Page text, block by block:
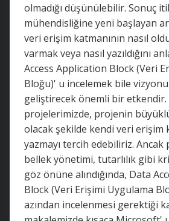
olmadığı düşünülebilir. Sonuç
mühendisliğine yeni başlayan
veri erişim katmanının nasıl
varmak veya nasıl yazıldığını
Access Application Block (Veri
Bloğu)' u incelemek bile
geliştirecek önemli bir etkendir.
projelerimizde, projenin
olacak şekilde kendi veri erişim
yazmayı tercih edebiliriz.
bellek yönetimi, tutarlılık gibi
göz önüne alındığında, Data
Block (Veri Erişimi Uygulama
azından incelenmesi gerektiği